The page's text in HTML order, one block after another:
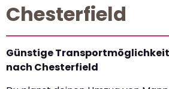
Chesterfield
Günstige
nach Chesterfield